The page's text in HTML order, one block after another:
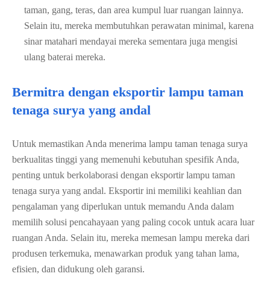
taman, gang, teras, dan area kumpul luar ruangan lainnya.
Selain itu, mereka membutuhkan perawatan minimal, karena
sinar matahari mendayai mereka sementara juga mengisi
ulang baterai mereka.
Bermitra dengan eksportir lampu taman
tenaga surya yang andal
Untuk memastikan Anda menerima lampu taman tenaga surya
berkualitas tinggi yang memenuhi kebutuhan spesifik Anda,
penting untuk berkolaborasi dengan eksportir lampu taman
tenaga surya yang andal. Eksportir ini memiliki keahlian dan
pengalaman yang diperlukan untuk memandu Anda dalam
memilih solusi pencahayaan yang paling cocok untuk acara luar
ruangan Anda. Selain itu, mereka memesan lampu mereka dari
produsen terkemuka, menawarkan produk yang tahan lama,
efisien, dan didukung oleh garansi.